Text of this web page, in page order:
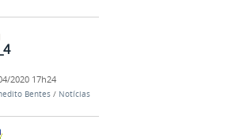
2020 17h24
Bentes / Notícias